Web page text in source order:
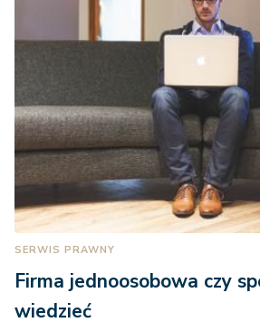
SERWIS PRAWNY
Firma jednoosobowa czy
wiedzieć